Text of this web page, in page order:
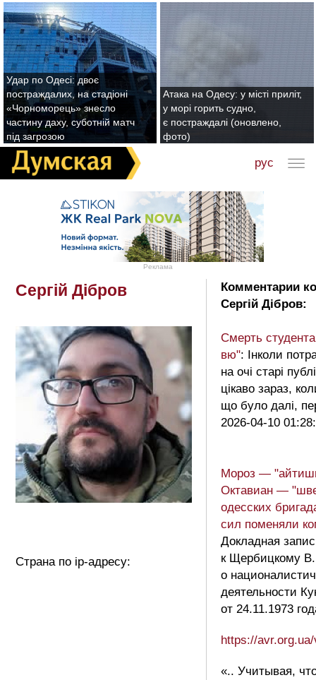
Удар по Одесі: двоє
постраждалих, на стадіоні
«Чорноморець» знесло
частину даху, суботній матч
під загрозою
Атака на Одесу: у місті приліт,
у морі горить судно,
є постраждалі (оновлено,
фото)
рус
Реклама
Сергій Дібров
Страна по ip-адресу:
Комментарии
Сергій Дібров:
Смерть
вю": Інколи
на очі старі
цікаво зараз,
що було далі,
2026-04-10
Мороз —
Октавиан —
одесских
сил поменяли
Докладная
к Щербицкому В.
о
деятельности
от 24.11.1973
https://
«.. Учитывая,